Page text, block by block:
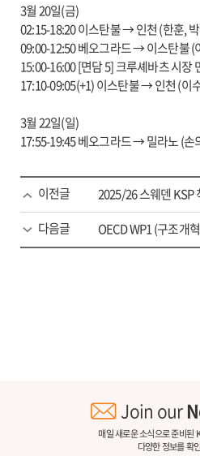
3월 20일(금)
02:15-18:20 이스탄불 → 인천 (한훈,
09:00-12:50 베오그라드 → 이스탄불 (
15:00-16:00 [면담 5] 크루셰바츠 시장
17:10-09:05(+1) 이스탄불 → 인천 (이
3월 22일(일)
17:55-19:45 베오그라드 → 밀라노 (손
이전글
2025/26 스웨덴 KSP
다음글
OECD WP1 (구조개
Join our
매일 새로운 소식으로 준비된
다양한 정보를 확